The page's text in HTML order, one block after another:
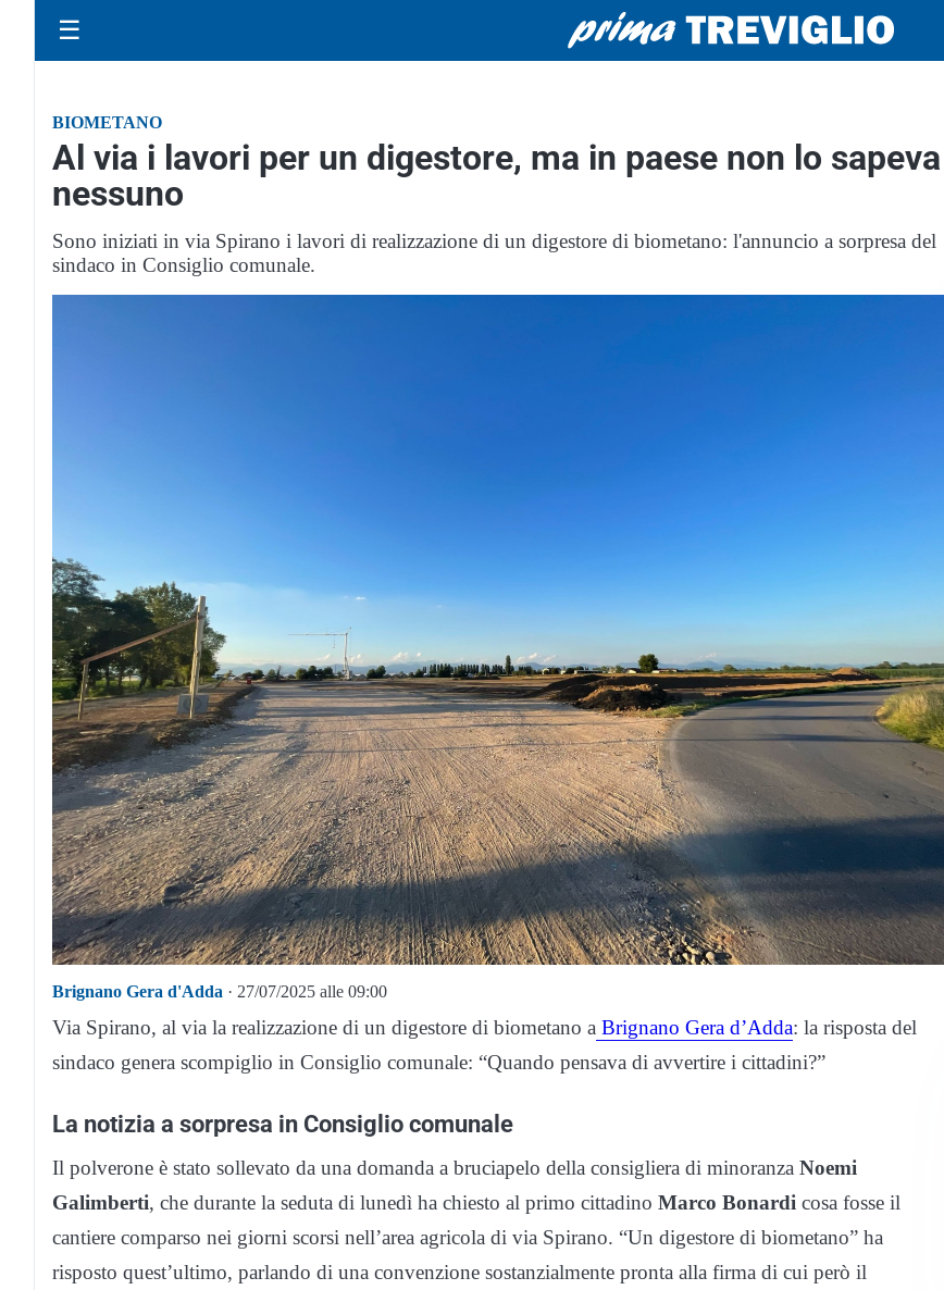
☰
BIOMETANO
Al via i lavori per un digestore, ma in paese non lo sapeva
nessuno
Sono iniziati in via Spirano i lavori di realizzazione di un digestore di biometano: l'annuncio a sorpresa del
sindaco in Consiglio comunale.
Brignano Gera d'Adda · 27/07/2025 alle 09:00
Via Spirano, al via la realizzazione di un digestore di biometano a Brignano Gera d’Adda: la risposta del
sindaco genera scompiglio in Consiglio comunale: “Quando pensava di avvertire i cittadini?”
La notizia a sorpresa in Consiglio comunale
Il polverone è stato sollevato da una domanda a bruciapelo della consigliera di minoranza Noemi
Galimberti, che durante la seduta di lunedì ha chiesto al primo cittadino Marco Bonardi cosa fosse il
cantiere comparso nei giorni scorsi nell’area agricola di via Spirano. “Un digestore di biometano” ha
risposto quest’ultimo, parlando di una convenzione sostanzialmente pronta alla firma di cui però il